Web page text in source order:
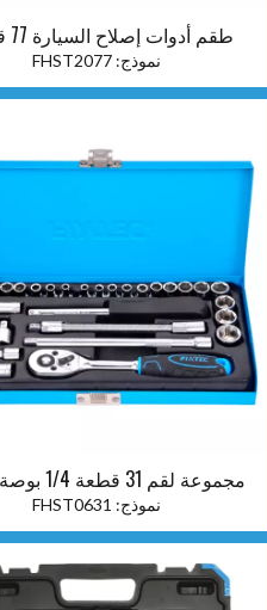
طقم أدوات إصلاح السيارة 77 قطعة
نموذج: FHST2077
مجموعة لقم 31 قطعة 1/4 بوصة (S&M)
نموذج: FHST0631